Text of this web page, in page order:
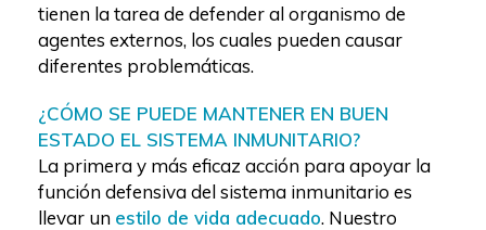
tienen la tarea de defender al organismo de
agentes externos, los cuales pueden causar
diferentes problemáticas.
¿CÓMO SE PUEDE MANTENER EN BUEN
ESTADO EL SISTEMA INMUNITARIO?
La primera y más eficaz acción para apoyar la
función defensiva del sistema inmunitario es
llevar un estilo de vida adecuado. Nuestro